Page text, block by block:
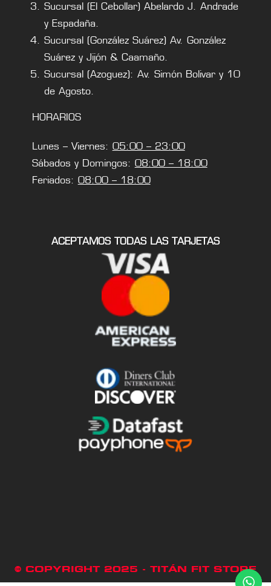
Sucursal (El Cebollar) Abelardo J. Andrade
y Espadaña.
Sucursal (González Suárez) Av. González
Suárez y Jijón & Caamaño.
Sucursal (Azoguez): Av. Simón Bolivar y 10
de Agosto.
HORARIOS
Lunes – Viernes: 05:00 – 23:00
Sábados y Domingos: 08:00 – 18:00
Feriados: 08:00 – 18:00
ACEPTAMOS TODAS LAS TARJETAS
© COPYRIGHT 2025 - TITÁN FIT STORE